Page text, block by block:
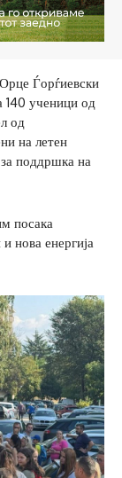
Ѓорѓиевски
140 ученици од
од
на летен
поддршка на
посака
нова енергија